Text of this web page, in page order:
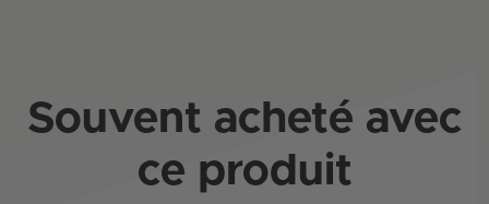
Souvent acheté avec
ce produit